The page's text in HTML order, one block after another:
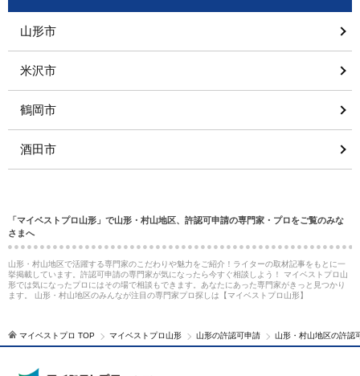
山形市
米沢市
鶴岡市
酒田市
「マイベストプロ山形」で山形・村山地区、許認可申請の専門家・プロをご覧のみな
さまへ
山形・村山地区で活躍する専門家のこだわりや魅力をご紹介！ライターの取材記事をもとに一
挙掲載しています。許認可申請の専門家が気になったら今すぐ相談しよう！ マイベストプロ山
形では気になったプロにはその場で相談もできます。あなたにあった専門家がきっと見つかり
ます。 山形・村山地区のみんなが注目の専門家プロ探しは【マイベストプロ山形】
マイベストプロ TOP マイベストプロ山形 山形の許認可申請 山形・村山地区の許認